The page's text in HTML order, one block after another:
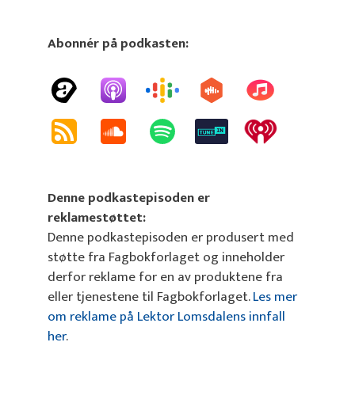
Abonnér på podkasten:
Denne podkastepisoden er
reklamestøttet:
Denne podkastepisoden er produsert med
støtte fra Fagbokforlaget og inneholder
derfor reklame for en av produktene fra
eller tjenestene til Fagbokforlaget.Les mer
om reklame på Lektor Lomsdalens innfall
her.